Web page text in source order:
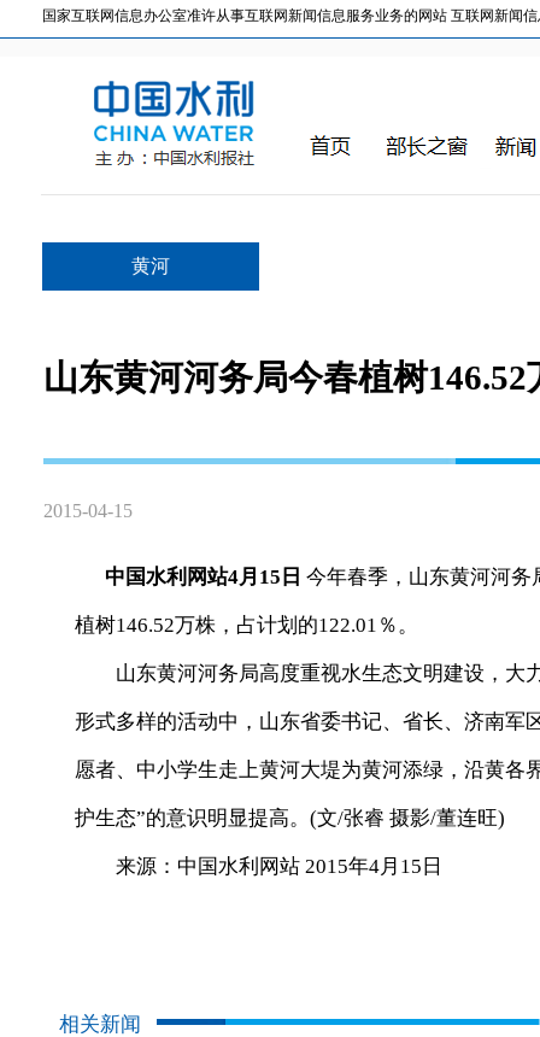
国家互联网信息办公室准许从事互联网新闻信息服务业务的网站 互联网新闻信
黄河
山东黄河河务局今春植树146.52
2015-04-15
中国水利网站4月15日 今年春季，山东黄河河务
植树146.52万株，占计划的122.01％。
山东黄河河务局高度重视水生态文明建设，大
形式多样的活动中，山东省委书记、省长、济南
愿者、中小学生走上黄河大堤为黄河添绿，沿黄各
护生态”的意识明显提高。(文/张睿 摄影/董连旺)
来源：中国水利网站 2015年4月15日
相关新闻